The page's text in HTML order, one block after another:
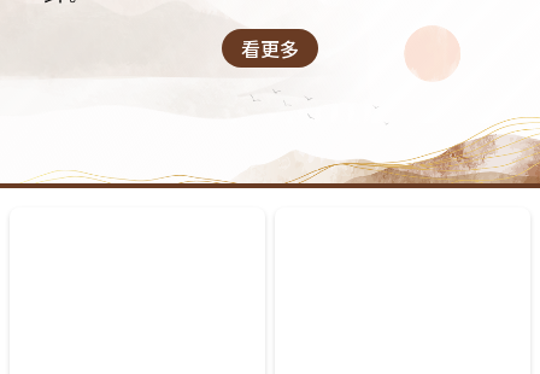
看更多